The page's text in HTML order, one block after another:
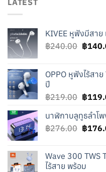
KIVEE หูฟังมีสาย
฿240.00
฿
฿
OPPO หูฟังไร้สา
ปี
฿219.00
was:
฿
฿
นาฬิกาบลูทูธลำโพ
฿276.00
฿
฿
Wave 300 TWS
ไร้สาย พร้อม